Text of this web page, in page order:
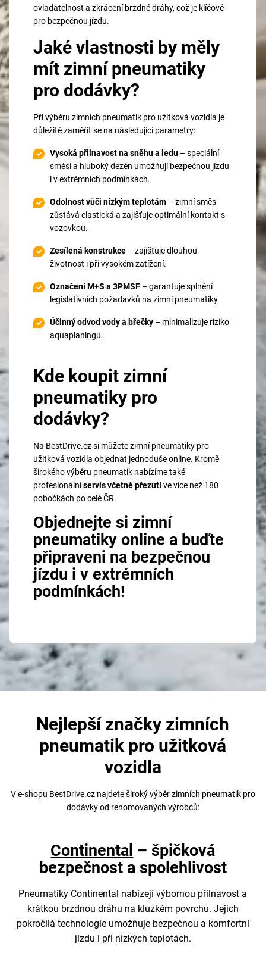
ovladatelnost a zkrácení brzdné dráhy, což je klíčové
pro bezpečnou jízdu.
Jaké vlastnosti by měly
mít zimní pneumatiky
pro dodávky?
Při výběru zimních pneumatik pro užitková vozidla je
důležité zaměřit se na následující parametry:
Vysoká přilnavost na sněhu a ledu – speciální
směsi a hluboký dezén umožňují bezpečnou jízdu
i v extrémních podmínkách.
Odolnost vůči nízkým teplotám – zimní směs
zůstává elastická a zajišťuje optimální kontakt s
vozovkou.
Zesílená konstrukce – zajišťuje dlouhou
životnost i při vysokém zatížení.
Označení M+S a 3PMSF – garantuje splnění
legislativních požadavků na zimní pneumatiky
Účinný odvod vody a břečky – minimalizuje riziko
aquaplaningu.
Kde koupit zimní
pneumatiky pro
dodávky?
Na BestDrive.cz si můžete zimní pneumatiky pro
užitková vozidla objednat jednoduše online. Kromě
širokého výběru pneumatik nabízíme také
profesionálníservis včetně přezutíve více než 180
pobočkách po celé ČR.
Objednejte si zimní
pneumatiky online a buďte
připraveni na bezpečnou
jízdu i v extrémních
podmínkách!
Nejlepší značky zimních
pneumatik pro užitková
vozidla
V e-shopu BestDrive.cz najdete široký výběr zimních pneumatik pro
dodávky od renomovaných výrobců:
Continental – špičková
bezpečnost a spolehlivost
Pneumatiky Continental nabízejí výbornou přilnavost a
krátkou brzdnou dráhu na kluzkém povrchu. Jejich
pokročilá technologie umožňuje bezpečnou a komfortní
jízdu i při nízkých teplotách.